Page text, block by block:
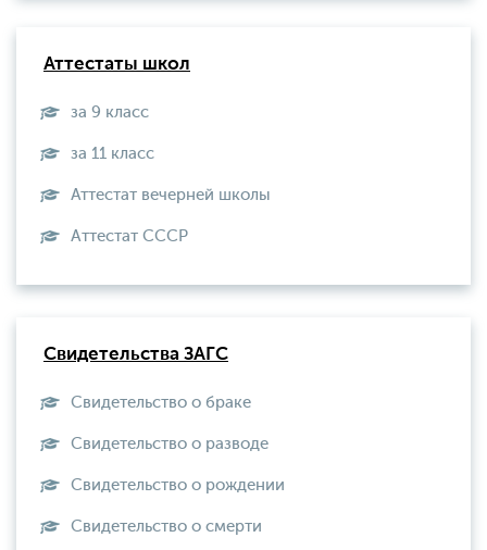
Аттестаты школ
за 9 класс
за 11 класс
Аттестат вечерней школы
Aттестат СССР
Свидетельства ЗАГС
Свидетельство о браке
Свидетельство о разводе
Свидетельство о рождении
Свидетельство о смерти